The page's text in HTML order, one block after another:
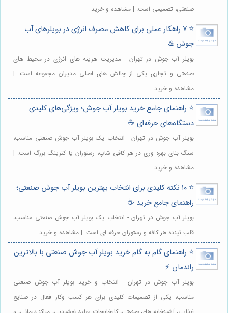
صنعتی، تصمیمی است. | مشاهده و خرید
⭐️ ۷ راهکار عملی برای کاهش مصرف انرژی در بویلرهای آب
جوش ♨️
بویلر آب جوش در تهران - مدیریت هزینه های انرژی در محیط های
صنعتی و تجاری یکی از چالش های اصلی مدیران مجموعه است. |
مشاهده و خرید
⭐️ راهنمای جامع خرید بویلر آب جوش؛ ویژگی‌های کلیدی
دستگاه‌های حرفه‌ای ☕️
بویلر آب جوش در تهران - انتخاب یک بویلر آب جوش صنعتی مناسب،
سنگ بنای بهره وری در هر کافی شاپ، رستوران یا کترینگ بزرگ است. |
مشاهده و خرید
⭐️ ۱۰ نکته کلیدی برای انتخاب بهترین بویلر آب جوش صنعتی؛
راهنمای جامع خرید ☕️
بویلر آب جوش در تهران - انتخاب یک بویلر آب جوش صنعتی مناسب،
قلب تپنده هر کافه و رستوران حرفه ای است. | مشاهده و خرید
⭐️ راهنمای گام به گام خرید بویلر آب جوش صنعتی با بالاترین
راندمان ⚡️
بویلر آب جوش در تهران - انتخاب و خرید بویلر آب جوش صنعتی
مناسب، یکی از تصمیمات کلیدی برای هر کسب وکار فعال در صنایع